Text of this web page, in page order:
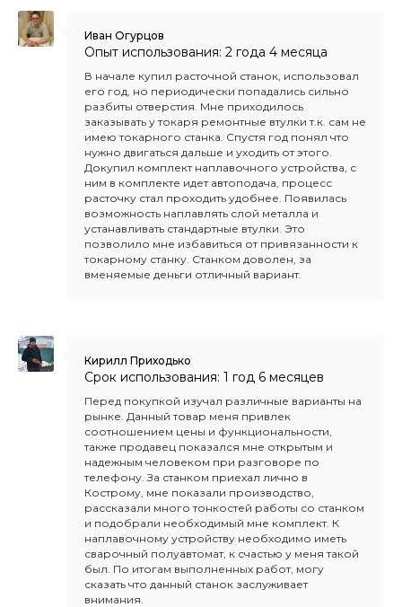
Иван Огурцов
Опыт использования: 2 года 4 месяца
В начале купил расточной станок, использовал
его год, но периодически попадались сильно
разбиты отверстия. Мне приходилось
заказывать у токаря ремонтные втулки т.к. сам не
имею токарного станка. Спустя год понял что
нужно двигаться дальше и уходить от этого.
Докупил комплект наплавочного устройства, с
ним в комплекте идет автоподача, процесс
расточку стал проходить удобнее. Появилась
возможность наплавлять слой металла и
устанавливать стандартные втулки. Это
позволило мне избавиться от привязанности к
токарному станку. Станком доволен, за
вменяемые деньги отличный вариант.
Кирилл Приходько
Срок использования: 1 год 6 месяцев
Перед покупкой изучал различные варианты на
рынке. Данный товар меня привлек
соотношением цены и функциональности,
также продавец показался мне открытым и
надежным человеком при разговоре по
телефону. За станком приехал лично в
Кострому, мне показали производство,
рассказали много тонкостей работы со станком
и подобрали необходимый мне комплект. К
наплавочному устройству необходимо иметь
сварочный полуавтомат, к счастью у меня такой
был. По итогам выполненных работ, могу
сказать что данный станок заслуживает
внимания.